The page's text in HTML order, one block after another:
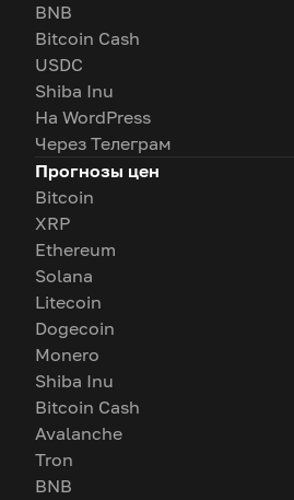
BNB
Bitcoin Cash
USDC
Shiba Inu
На WordPress
Через Телеграм
Прогнозы цен
Bitcoin
XRP
Ethereum
Solana
Litecoin
Dogecoin
Monero
Shiba Inu
Bitcoin Cash
Avalanche
Tron
BNB